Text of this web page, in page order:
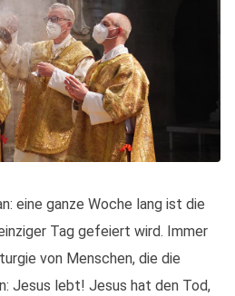
eine ganze Woche lang ist die
Tag gefeiert wird. Immer
von Menschen, die die
Jesus lebt! Jesus hat den Tod,